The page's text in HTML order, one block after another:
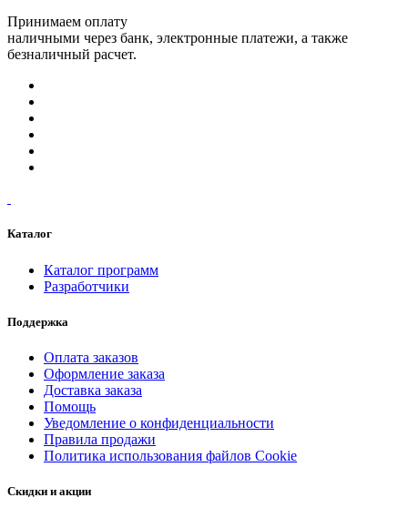
Принимаем оплату
наличными через банк, электронные платежи, а также
безналичный расчет.
Каталог
Каталог программ
Разработчики
Поддержка
Оплата заказов
Оформление заказа
Доставка заказа
Помощь
Уведомление о конфиденциальности
Правила продажи
Политика использования файлов Cookie
Скидки и акции